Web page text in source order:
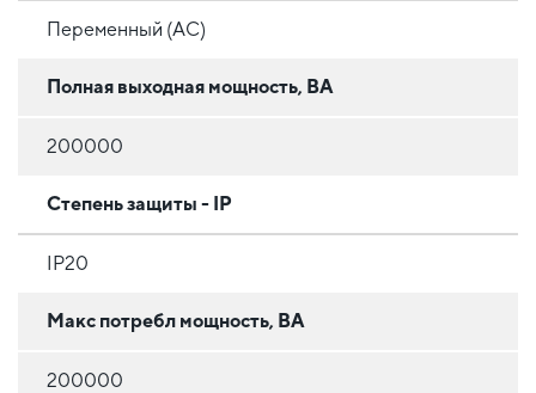
Переменный (AC)
Полная выходная мощность, ВА
200000
Степень защиты - IP
IP20
Макс потребл мощность, ВА
200000